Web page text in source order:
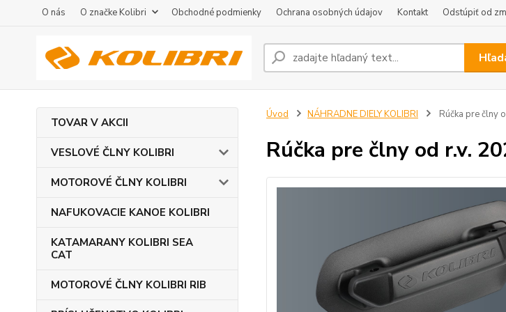
O nás O značke Kolibri Obchodné podmienky Ochrana osobných údajov Kontakt Odstúpiť od
TOVAR V AKCII
VESLOVÉ ČLNY KOLIBRI
MOTOROVÉ ČLNY KOLIBRI
NAFUKOVACIE KANOE KOLIBRI
KATAMARANY KOLIBRI SEA
CAT
MOTOROVÉ ČLNY KOLIBRI RIB
Úvod NÁHRADNE DIELY KOLIBRI Rúčka pre člny
Rúčka pre člny od r.v.